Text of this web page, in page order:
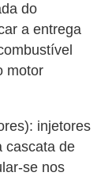
do
a entrega
motor
injetores
cascata de
se nos